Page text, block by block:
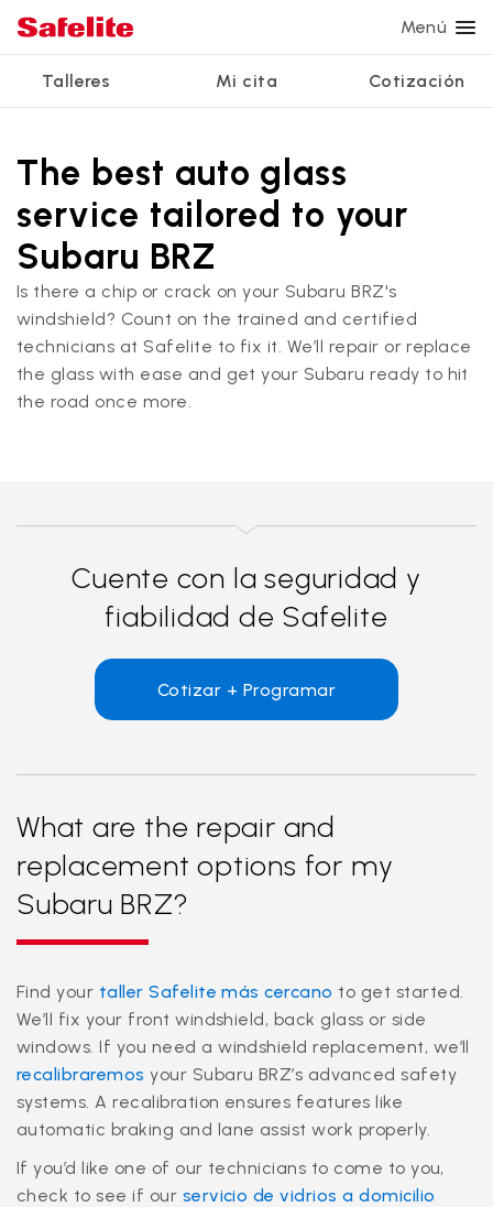
Menú
Talleres Mi cita Cotización
Servicios
Reparación de parabrisas
Reemplazo de parabrisas
Reemplazo del vidrio trasero
Reemplazo de ventanilla lateral
Reparación de vidrio a domicilio
Reparación de ventanillas eléctricas
Recalibrado de los sistemas de seguridad
Reparación y reemplazo comercial
Reseñas de clientes
Garantía nacional
Safelite Foundation
Ver todos los servicios
Estamos contratando
Cotizar + Programar
The best auto glass
service tailored to your
Subaru BRZ
Is there a chip or crack on your Subaru BRZ's
windshield? Count on the trained and certified
technicians at Safelite to fix it. We’ll repair or replace
the glass with ease and get your Subaru ready to hit
the road once more.
Cuente con la seguridad y
fiabilidad de Safelite
Cotizar + Programar
What are the repair and
replacement options for my
Subaru BRZ?
Find your taller Safelite más cercano to get started.
We’ll fix your front windshield, back glass or side
windows. If you need a windshield replacement, we’ll
recalibraremos your Subaru BRZ’s advanced safety
systems. A recalibration ensures features like
automatic braking and lane assist work properly.
If you’d like one of our technicians to come to you,
check to see if our servicio de vidrios a domicilio